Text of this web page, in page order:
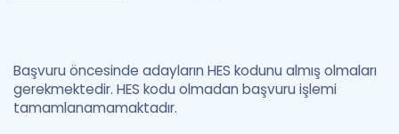
Başvuru öncesinde adayların HES kodunu almış olmaları
gerekmektedir. HES kodu olmadan başvuru işlemi
tamamlanamamaktadır.